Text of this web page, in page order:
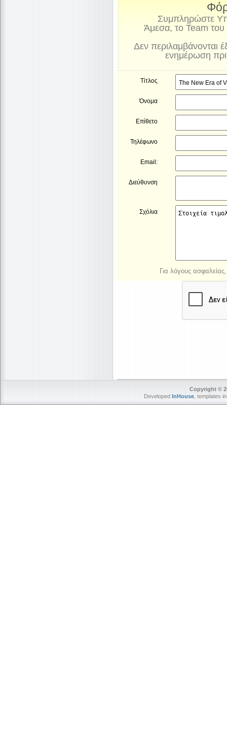
Συμπληρώστε
Άμεσα, το Team του
Δεν περιλαμβάνονται
ενημέρωση
Τίτλος
Όνομα
Επίθετο
Τηλέφωνο
Email:
Διεύθυνση
Σχόλια
Για λόγους
Copyright ©
Developed InHouse, templates